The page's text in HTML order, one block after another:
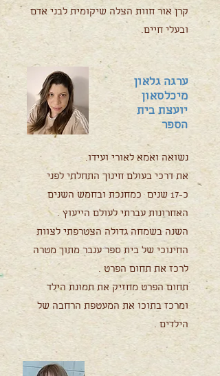
קרן אור חוות הצלה שיקומית לבני אדם
ובעלי חיים.
ערגה גלאון
מיכלסאון
יועצת בית
הספר
נשואה ואמא לאורי ועידו.
את דרכי בעולם חינוך התחלתי לפני
כ-17 שנים כמחנכת ובחמש השנים
האחרונות עברתי לעולם הייעוץ .
השנה בשמחה גדולה הצטרפתי לצוות
החינוכי של בית ספר ענבר מתוך מטרה
לרכז את תחום הפרט .
תחום הפרט מחזיק את תמונת הילד
ומרכז בתוכו את המעטפת הרחבה של
הילדים .